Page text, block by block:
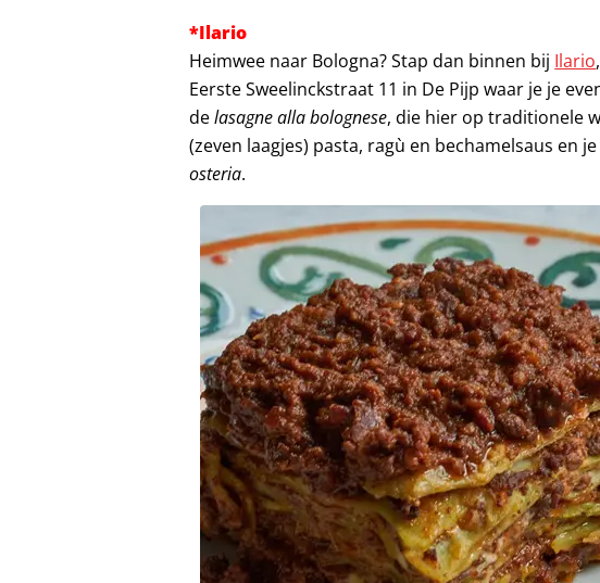
*Ilario
Heimwee naar Bologna? Stap dan binnen bij Ilario
Eerste Sweelinckstraat 11 in De Pijp waar je je
delasagne alla bolognese, die hier op traditionele
(zeven laagjes) pasta, ragù en bechamelsaus en
osteria.